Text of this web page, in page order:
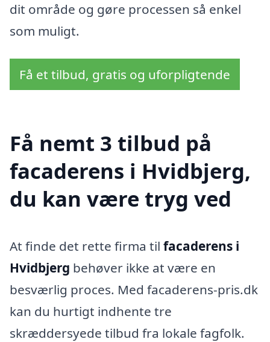
dit område og gøre processen så enkel
som muligt.
Få et tilbud, gratis og uforpligtende
Få nemt 3 tilbud på
facaderens i Hvidbjerg,
du kan være tryg ved
At finde det rette firma til facaderens i
Hvidbjerg behøver ikke at være en
besværlig proces. Med facaderens-pris.dk
kan du hurtigt indhente tre
skræddersyede tilbud fra lokale fagfolk.